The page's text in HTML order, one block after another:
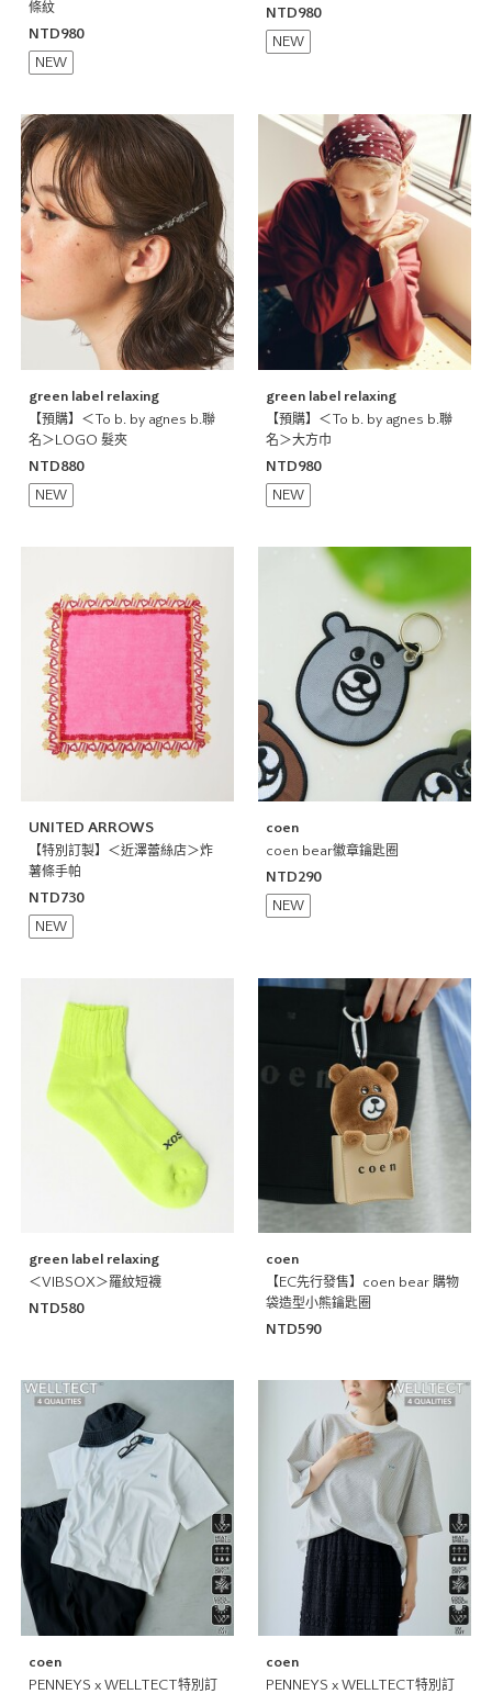
條紋
NTD980
NEW
NTD980
NEW
green label relaxing
【預購】＜To b. by agnes b.聯
名＞LOGO 髮夾
NTD880
NEW
green label relaxing
【預購】＜To b. by agnes b.聯
名＞大方巾
NTD980
NEW
UNITED ARROWS
【特別訂製】＜近澤蕾絲店＞炸
薯條手帕
NTD730
NEW
coen
coen bear徽章鑰匙圈
NTD290
NEW
green label relaxing
＜VIBSOX＞羅紋短襪
NTD580
coen
【EC先行發售】coen bear 購物
袋造型小熊鑰匙圈
NTD590
coen
PENNEYS x WELLTECT特別訂
coen
PENNEYS x WELLTECT特別訂